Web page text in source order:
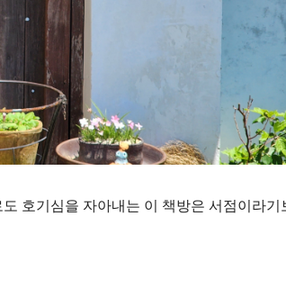
호기심을 자아내는 이 책방은 서점이라기